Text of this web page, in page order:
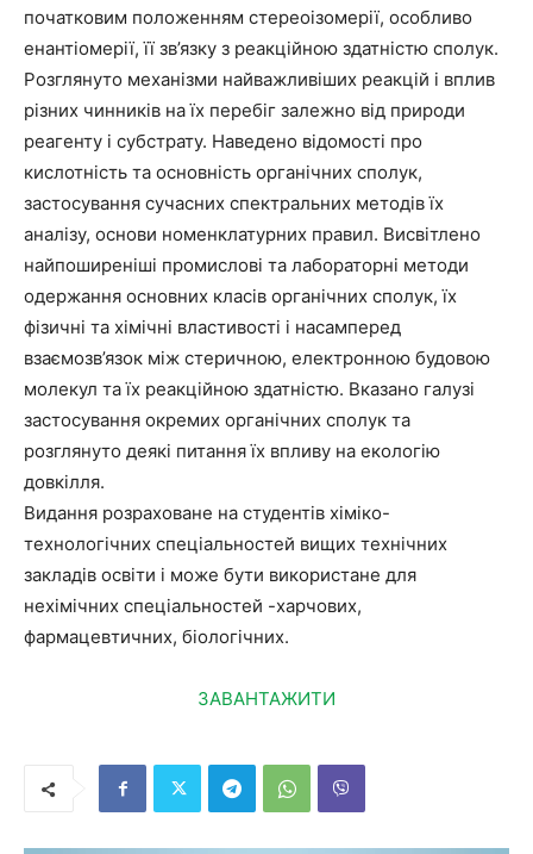
початковим положенням стереоізомерії, особливо
енантіомерії, її зв’язку з реакційною здатністю сполук.
Розглянуто механізми найважливіших реакцій і вплив
різних чинників на їх перебіг залежно від природи
реагенту і субстрату. Наведено відомості про
кислотність та основність органічних сполук,
застосування сучасних спектральних методів їх
аналізу, основи номенклатурних правил. Висвітлено
найпоширеніші промислові та лабораторні методи
одержання основних класів органічних сполук, їх
фізичні та хімічні властивості і насамперед
взаємозв’язок між стеричною, електронною будовою
молекул та їх реакційною здатністю. Вказано галузі
застосування окремих органічних сполук та
розглянуто деякі питання їх впливу на екологію
довкілля.
Видання розраховане на студентів хіміко-
технологічних спеціальностей вищих технічних
закладів освіти і може бути використане для
нехімічних спеціальностей -харчових,
фармацевтичних, біологічних.
ЗАВАНТАЖИТИ